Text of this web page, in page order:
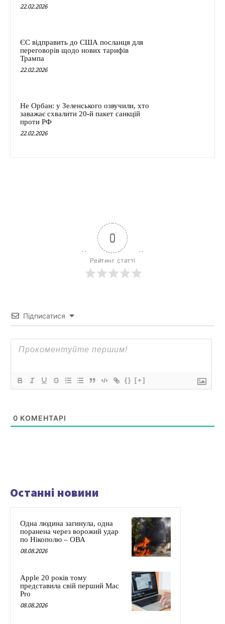
22.02.2026
ЄС відправить до США посланця для
переговорів щодо нових тарифів
Трампа
22.02.2026
Не Орбан: у Зеленського озвучили, хто
заважає схвалити 20-й пакет санкцій
проти РФ
22.02.2026
0
Рейтинг статті
Підписатися
{} [+]
0 КОМЕНТАРІ
Останні новини
Одна людина загинула, одна
поранена через ворожий удар
по Нікополю – ОВА
08.08.2026
Apple 20 років тому
представила свій перший Mac
Pro
08.08.2026